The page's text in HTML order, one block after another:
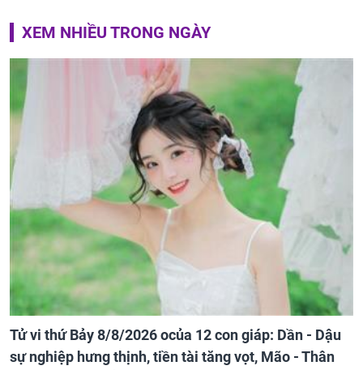
XEM NHIỀU TRONG NGÀY
Tử vi thứ Bảy 8/8/2026 ocủa 12 con giáp: Dần - Dậu
sự nghiệp hưng thịnh, tiền tài tăng vọt, Mão - Thân